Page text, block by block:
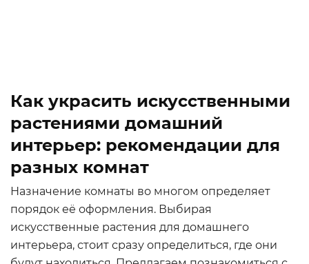
Как украсить искусственными
растениями домашний
интерьер: рекомендации для
разных комнат
Назначение комнаты во многом определяет
порядок её оформления. Выбирая
искусственные растения для домашнего
интерьера, стоит сразу определиться, где они